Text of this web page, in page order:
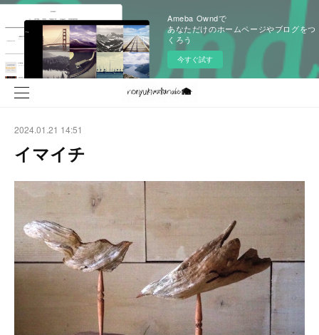
Ameba Owndで
あなただけのホームページやブログをつ
くろう
今すぐ試す
2024.01.21 14:51
イマイチ